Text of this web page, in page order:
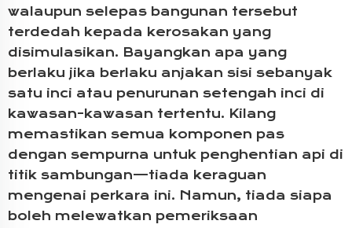
walaupun selepas bangunan tersebut
terdedah kepada kerosakan yang
disimulasikan. Bayangkan apa yang
berlaku jika berlaku anjakan sisi sebanyak
satu inci atau penurunan setengah inci di
kawasan-kawasan tertentu. Kilang
memastikan semua komponen pas
dengan sempurna untuk penghentian api di
titik sambungan—tiada keraguan
mengenai perkara ini. Namun, tiada siapa
boleh melewatkan pemeriksaan